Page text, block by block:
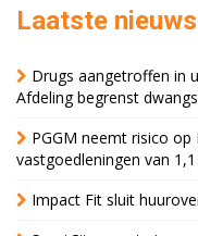
Laatste nieuws
Drugs aangetroffen in
Afdeling begrenst
PGGM neemt risico op
vastgoedleningen van
Impact Fit sluit